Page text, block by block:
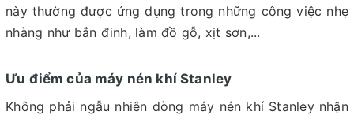
này thường được ứng dụng trong những công việc nhẹ
nhàng như bắn đinh, làm đồ gỗ, xịt sơn,...
Ưu điểm của máy nén khí Stanley
Không phải ngẫu nhiên dòng máy nén khí Stanley nhận